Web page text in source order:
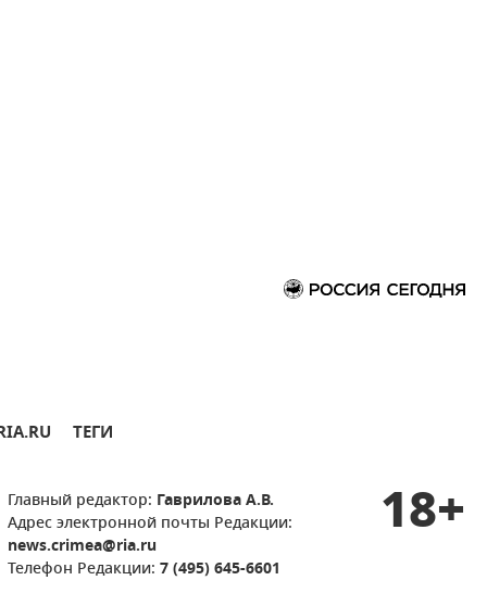
ТЕГИ
Главный редактор: Гаврилова А.В.
Адрес электронной почты Редакции:
news.crimea@ria.ru
Телефон Редакции: 7 (495) 645-6601
18+